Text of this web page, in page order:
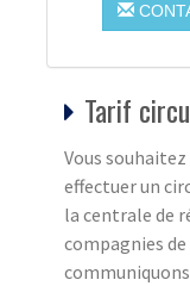
Tarif
Vous
effectuer un
la centrale de
compagnies